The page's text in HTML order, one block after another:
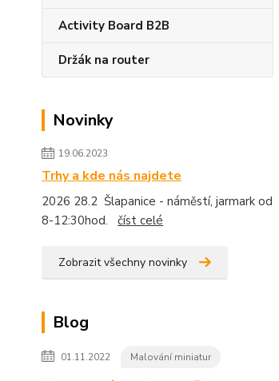
Activity Board B2B
Držák na router
Novinky
19.06.2023
Trhy a kde nás najdete
2026 28.2 Šlapanice - náměstí, jarmark od
8-12:30hod. číst celé
Zobrazit všechny novinky
Blog
01.11.2022 Malování miniatur